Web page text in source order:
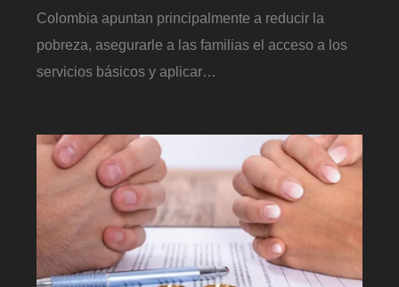
Colombia apuntan principalmente a reducir la
pobreza, asegurarle a las familias el acceso a los
servicios básicos y aplicar…